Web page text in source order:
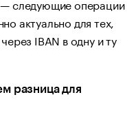
— следующие операции
актуально для тех,
IBAN в одну и ту
разница для